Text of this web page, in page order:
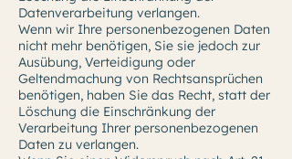
Datenverarbeitung verlangen.
Wenn wir Ihre personenbezogenen Daten
nicht mehr benötigen, Sie sie jedoch zur
Ausübung, Verteidigung oder
Geltendmachung von Rechtsansprüchen
benötigen, haben Sie das Recht, statt der
Löschung die Einschränkung der
Verarbeitung Ihrer personenbezogenen
Daten zu verlangen.